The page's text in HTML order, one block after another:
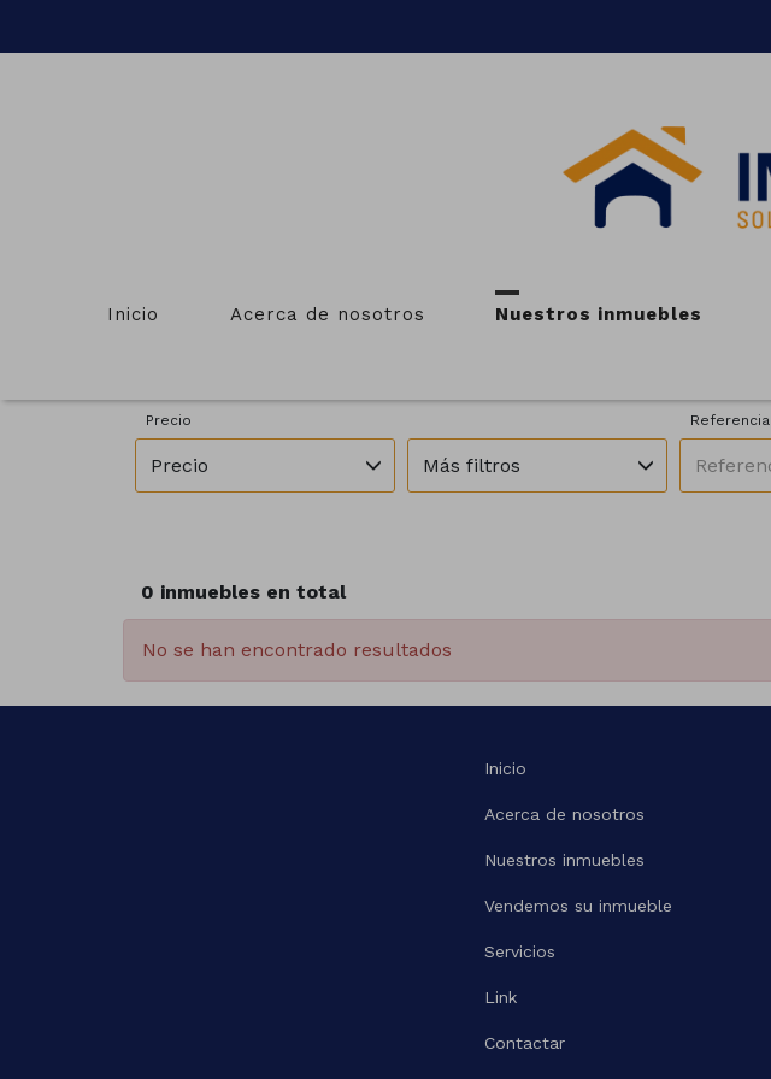
Inicio Acerca de nosotros Nuestros inmuebles
Provincias Municipios Zonas
Precio
Precio Más filtros
Referencia
0 inmuebles en total
No se han encontrado resultados
Inicio
Acerca de nosotros
Nuestros inmuebles
Vendemos su inmueble
Servicios
Link
Contactar